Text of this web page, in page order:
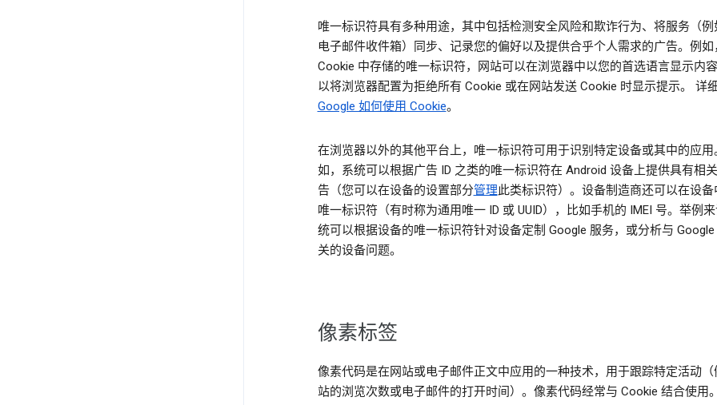
唯一标识符具有多种用途，其中包括检测安全风险和欺诈行为、将服务（例
电子邮件收件箱）同步、记录您的偏好以及提供合乎个人需求的广告。例如
Cookie 中存储的唯一标识符，网站可以在浏览器中以您的首选语言显示内
以将浏览器配置为拒绝所有 Cookie 或在网站发送 Cookie 时显示提示。 详
Google 如何使用 Cookie。
在浏览器以外的其他平台上，唯一标识符可用于识别特定设备或其中的应用
如，系统可以根据广告 ID 之类的唯一标识符在 Android 设备上提供具有相
告（您可以在设备的设置部分管理此类标识符）。设备制造商还可以在设备
唯一标识符（有时称为通用唯一 ID 或 UUID），比如手机的 IMEI 号。举例
统可以根据设备的唯一标识符针对设备定制 Google 服务，或分析与 Google
关的设备问题。
像素标签
像素代码是在网站或电子邮件正文中应用的一种技术，用于跟踪特定活动（
站的浏览次数或电子邮件的打开时间）。像素代码经常与 Cookie 结合使用。